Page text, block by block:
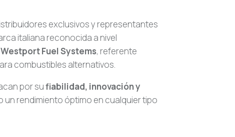
exclusivos y representantes
italiana reconocida a nivel
Westport Fuel Systems, referente
combustibles alternativos.
por sufiabilidad, innovación y
un rendimiento óptimo en cualquier tipo